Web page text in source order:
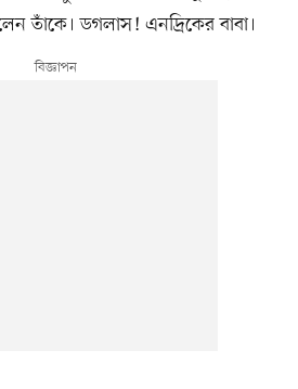
তাঁকে। ডগলাস! এনদ্রিকের বাবা।